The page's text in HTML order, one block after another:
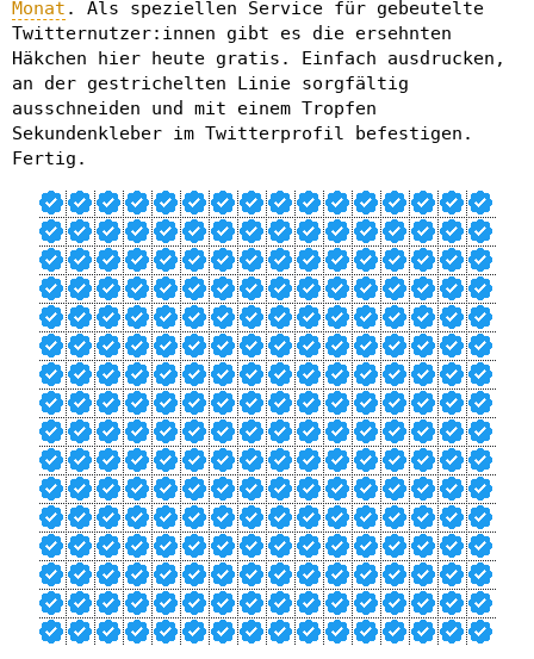
Monat . Als speziellen Service für gebeutelte
Twitternutzer:innen gibt es die ersehnten
Häkchen hier heute gratis. Einfach ausdrucken,
an der gestrichelten Linie sorgfältig
ausschneiden und mit einem Tropfen
Sekundenkleber im Twitterprofil befestigen.
Fertig.